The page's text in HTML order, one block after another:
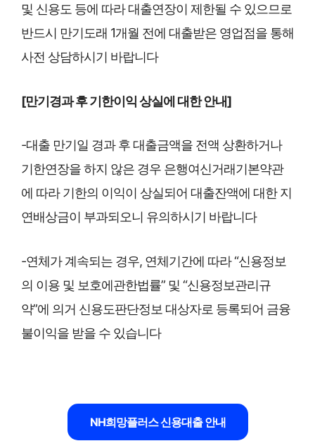
및 신용도 등에 따라 대출연장이 제한될 수 있으므로
반드시 만기도래 1개월 전에 대출받은 영업점을 통해
사전 상담하시기 바랍니다
[만기경과 후 기한이익 상실에 대한 안내]
-대출 만기일 경과 후 대출금액을 전액 상환하거나
기한연장을 하지 않은 경우 은행여신거래기본약관
에 따라 기한의 이익이 상실되어 대출잔액에 대한 지
연배상금이 부과되오니 유의하시기 바랍니다
-연체가 계속되는 경우, 연체기간에 따라 “신용정보
의 이용 및 보호에관한법률” 및 “신용정보관리규
약”에 의거 신용도판단정보 대상자로 등록되어 금융
불이익을 받을 수 있습니다
NH희망플러스 신용대출 안내